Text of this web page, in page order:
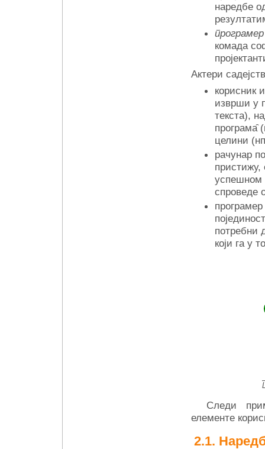
наредбе
програмер
комада
Актери
корисник
изврши у
текста),
програма̑
целини
рачунар
пристижу,
успешном
спроведе
потребни
који га у
Следи
елементе